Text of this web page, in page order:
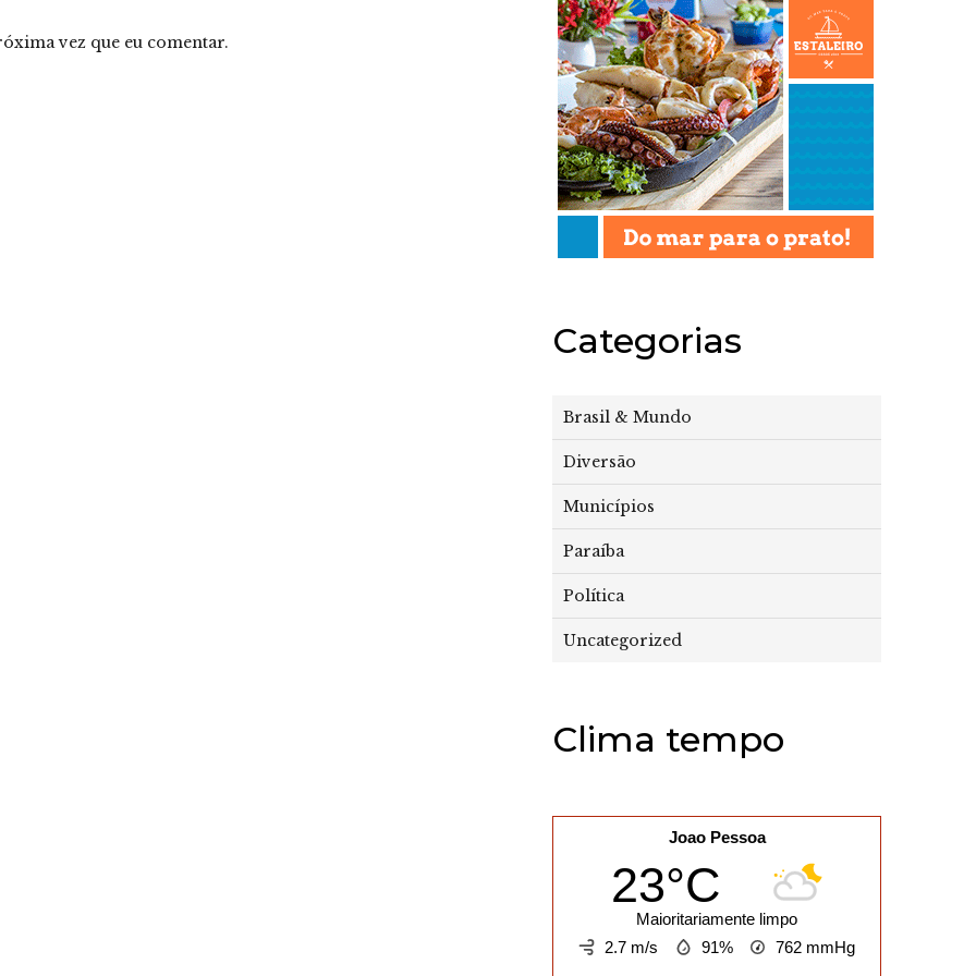
vez que eu comentar.
Categorias
Brasil & Mundo
Diversão
Municípios
Paraíba
Política
Uncategorized
Clima tempo
Joao Pessoa
23°C
Maioritariamente limpo
2.7 m/s
91% 762 mmHg